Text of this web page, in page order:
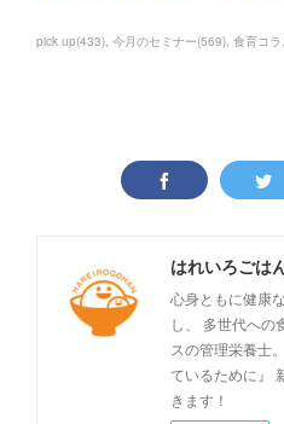
pick up(433) 今月のセミナー(569) 食育コラ
はれいろごは
心身ともに健康
し、 多世代への
スの管理栄養士
ているために』
きます！